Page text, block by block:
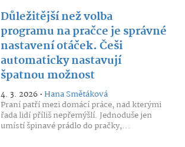
Důležitější než volba
programu na pračce je správné
nastavení otáček. Češi
automaticky nastavují
špatnou možnost
4. 3. 2026 •Hana Smětáková
Praní patří mezi domácí práce, nad kterými
řada lidí příliš nepřemýšlí. Jednoduše jen
umístí špinavé prádlo do pračky,...